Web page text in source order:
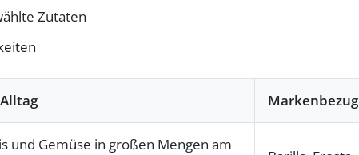
Zutaten
Markenbezug
und Gemüse in großen Mengen am